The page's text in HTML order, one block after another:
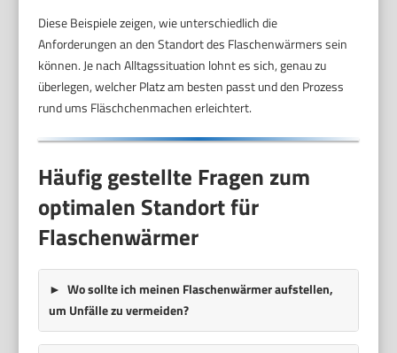
Diese Beispiele zeigen, wie unterschiedlich die
Anforderungen an den Standort des Flaschenwärmers sein
können. Je nach Alltagssituation lohnt es sich, genau zu
überlegen, welcher Platz am besten passt und den Prozess
rund ums Fläschchenmachen erleichtert.
Häufig gestellte Fragen zum
optimalen Standort für
Flaschenwärmer
Wo sollte ich meinen Flaschenwärmer aufstellen,
um Unfälle zu vermeiden?